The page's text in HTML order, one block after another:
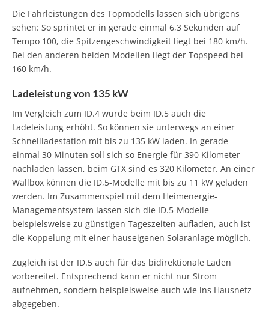
Die Fahrleistungen des Topmodells lassen sich übrigens
sehen: So sprintet er in gerade einmal 6,3 Sekunden auf
Tempo 100, die Spitzengeschwindigkeit liegt bei 180 km/h.
Bei den anderen beiden Modellen liegt der Topspeed bei
160 km/h.
Ladeleistung von 135 kW
Im Vergleich zum ID.4 wurde beim ID.5 auch die
Ladeleistung erhöht. So können sie unterwegs an einer
Schnellladestation mit bis zu 135 kW laden. In gerade
einmal 30 Minuten soll sich so Energie für 390 Kilometer
nachladen lassen, beim GTX sind es 320 Kilometer. An einer
Wallbox können die ID,5-Modelle mit bis zu 11 kW geladen
werden. Im Zusammenspiel mit dem Heimenergie-
Managementsystem lassen sich die ID.5-Modelle
beispielsweise zu günstigen Tageszeiten aufladen, auch ist
die Koppelung mit einer hauseigenen Solaranlage möglich.
Zugleich ist der ID.5 auch für das bidirektionale Laden
vorbereitet. Entsprechend kann er nicht nur Strom
aufnehmen, sondern beispielsweise auch wie ins Hausnetz
abgegeben.